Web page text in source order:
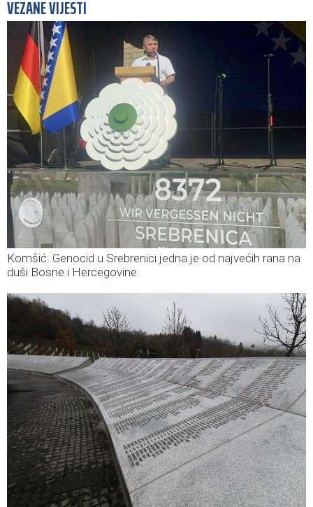
VEZANE VIJESTI
Komšić: Genocid u Srebrenici jedna je od najvećih rana na
duši Bosne i Hercegovine